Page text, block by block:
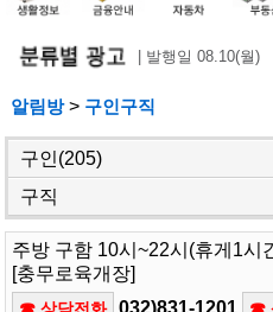
| 발행일 08.10(월)
알림방> 구인구직
구인(205)
구직
주방 구함 10시~22시(휴게1시
[충무로육개장]
032)831-1201